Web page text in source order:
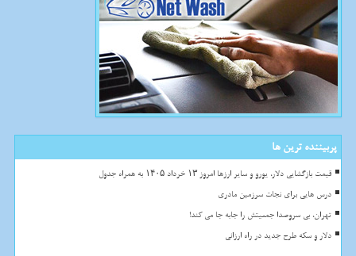
پربیننده ترین ها
قیمت بازگشایی دلار، یورو و سایر ارزها امروز ۱۳ خرداد ۱۴۰۵ به همراه جدول
درس هایی برای نجات سرزمین مادری
تهران، بی سروصدا جمعیتش را جابه جا می کند!
دلار و سکه طرح جدید در راه ارزانی